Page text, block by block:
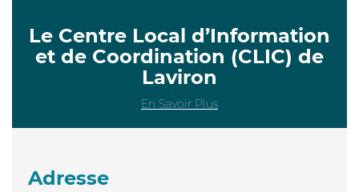
Le Centre Local d’Information
et de Coordination (CLIC) de
Laviron
En Savoir Plus
Adresse